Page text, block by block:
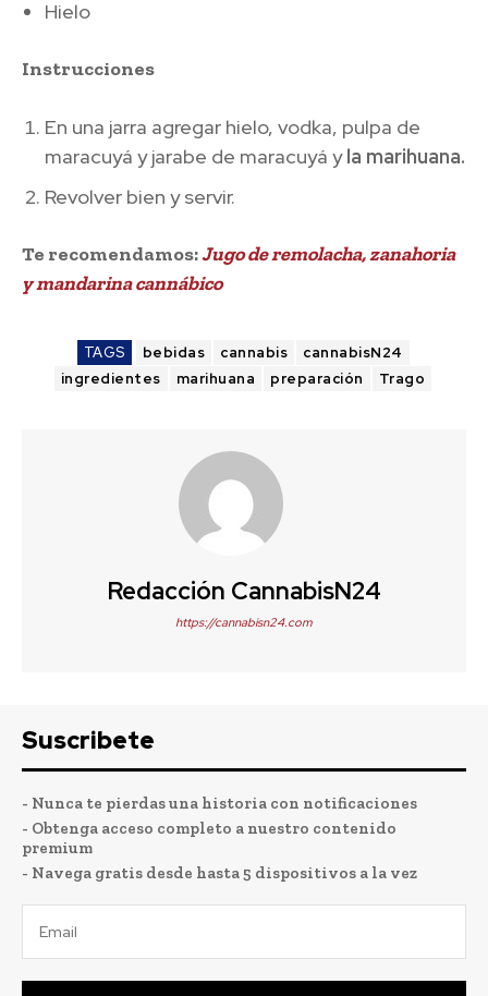
Hielo
Instrucciones
En una jarra agregar hielo, vodka, pulpa de
maracuyá y jarabe de maracuyá yla marihuana.
Revolver bien y servir.
Te recomendamos:Jugo de remolacha, zanahoria
y mandarina cannábico
TAGS bebidas cannabis
cannabisN24
ingredientes
marihuana preparación Trago
Redacción CannabisN24
https://cannabisn24.com
Suscribete
- Nunca te pierdas una historia con notificaciones
- Obtenga acceso completo a nuestro contenido
premium
- Navega gratis desde hasta 5 dispositivos a la vez